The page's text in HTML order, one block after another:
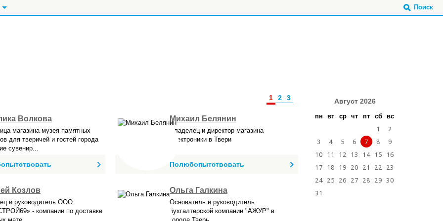
Поиск
1 2 3
Волкова
магазина-музея памятных
для тверичей и гостей города
сувенир...
Михаил Белянин
Владелец и директор магазина
электроники в Твери
Полюбопытствовать
Козлов
и руководитель ООО
- компании по доставке
Ольга Галкина
Основатель и руководитель
бухгалтерской компании "АЖУР" в
Август 2026
пн вт ср чт пт сб вс
1
2
3
4 5 6 7 8
9
10 11 12 13 14 15 16
17 18 19 20 21 22 23
24 25 26 27 28 29 30
31